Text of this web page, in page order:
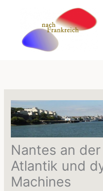
springen
Nantes an
Atlantik und
Machines